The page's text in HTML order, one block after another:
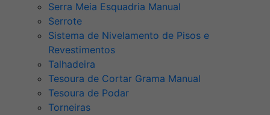
Serra Meia Esquadria Manual
Serrote
Sistema de Nivelamento de Pisos e
Revestimentos
Talhadeira
Tesoura de Cortar Grama Manual
Tesoura de Podar
Torneiras